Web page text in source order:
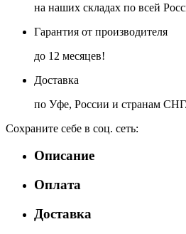
на наших складах по всей
Гарантия от производителя
до 12 месяцев!
Доставка
по Уфе, России и странам СНГ.
Сохраните себе в соц. сеть:
Описание
Оплата
Доставка